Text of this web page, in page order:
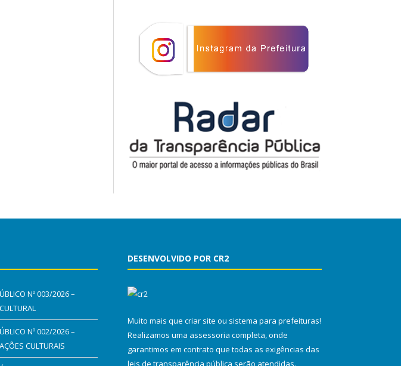
Nº 003/2026 –
Nº 002/2026 –
CULTURAIS
DESENVOLVIDO POR CR2
Muito mais que criar site ou sistema para prefeituras!
Realizamos uma assessoria completa, onde
garantimos em contrato que todas as exigências das
leis de transparência pública serão atendidas.